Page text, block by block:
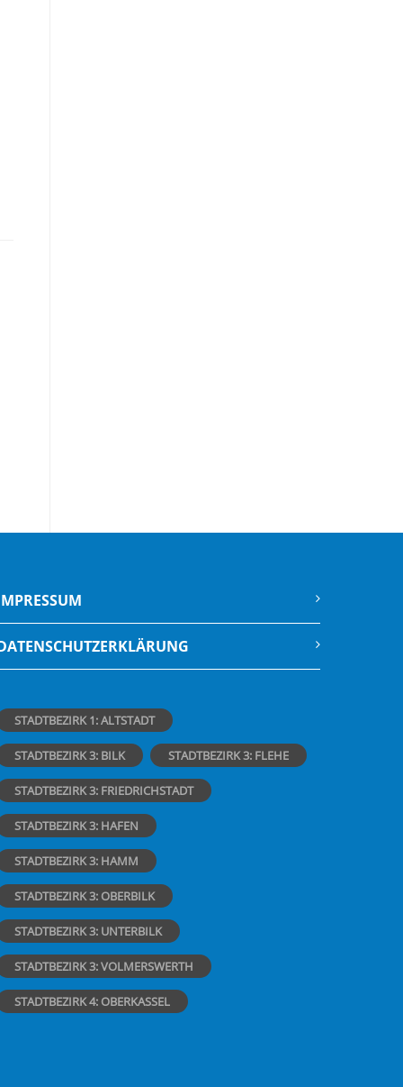
STADTBEZIRK 1: ALTSTADT
STADTBEZIRK 3: BILK STADTBEZIRK 3: FLEHE
STADTBEZIRK 3: FRIEDRICHSTADT
STADTBEZIRK 3: HAFEN
STADTBEZIRK 3: HAMM
STADTBEZIRK 3: OBERBILK
STADTBEZIRK 3: UNTERBILK
STADTBEZIRK 3: VOLMERSWERTH
STADTBEZIRK 4: OBERKASSEL